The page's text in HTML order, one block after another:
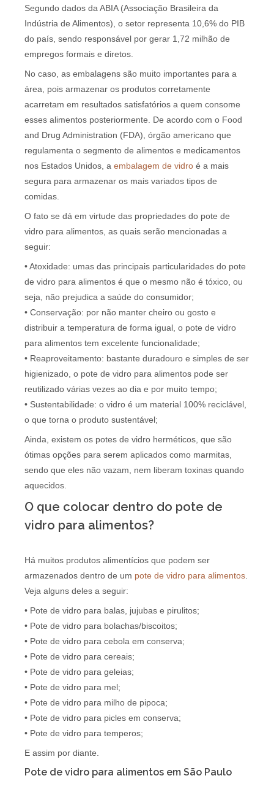
Segundo dados da ABIA (Associação Brasileira da
Indústria de Alimentos), o setor representa 10,6% do PIB
do país, sendo responsável por gerar 1,72 milhão de
empregos formais e diretos.
No caso, as embalagens são muito importantes para a
área, pois armazenar os produtos corretamente
acarretam em resultados satisfatórios a quem consome
esses alimentos posteriormente. De acordo com o Food
and Drug Administration (FDA), órgão americano que
regulamenta o segmento de alimentos e medicamentos
nos Estados Unidos, a embalagem de vidro é a mais
segura para armazenar os mais variados tipos de
comidas.
O fato se dá em virtude das propriedades do pote de
vidro para alimentos, as quais serão mencionadas a
seguir:
• Atoxidade: umas das principais particularidades do pote
de vidro para alimentos é que o mesmo não é tóxico, ou
seja, não prejudica a saúde do consumidor;
• Conservação: por não manter cheiro ou gosto e
distribuir a temperatura de forma igual, o pote de vidro
para alimentos tem excelente funcionalidade;
• Reaproveitamento: bastante duradouro e simples de ser
higienizado, o pote de vidro para alimentos pode ser
reutilizado várias vezes ao dia e por muito tempo;
• Sustentabilidade: o vidro é um material 100% reciclável,
o que torna o produto sustentável;
Ainda, existem os potes de vidro herméticos, que são
ótimas opções para serem aplicados como marmitas,
sendo que eles não vazam, nem liberam toxinas quando
aquecidos.
O que colocar dentro do pote de
vidro para alimentos?
Há muitos produtos alimentícios que podem ser
armazenados dentro de um pote de vidro para alimentos
Veja alguns deles a seguir:
• Pote de vidro para balas, jujubas e pirulitos;
• Pote de vidro para bolachas/biscoitos;
• Pote de vidro para cebola em conserva;
• Pote de vidro para cereais;
• Pote de vidro para geleias;
• Pote de vidro para mel;
• Pote de vidro para milho de pipoca;
• Pote de vidro para picles em conserva;
• Pote de vidro para temperos;
E assim por diante.
Pote de vidro para alimentos em São Paulo